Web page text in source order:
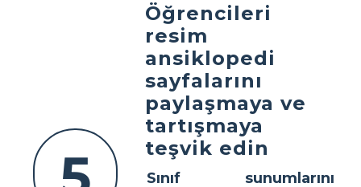
Öğrencileri
resim
ansiklopedi
sayfalarını
paylaşmaya ve
tartışmaya
teşvik edin
Sınıf sunumlarını